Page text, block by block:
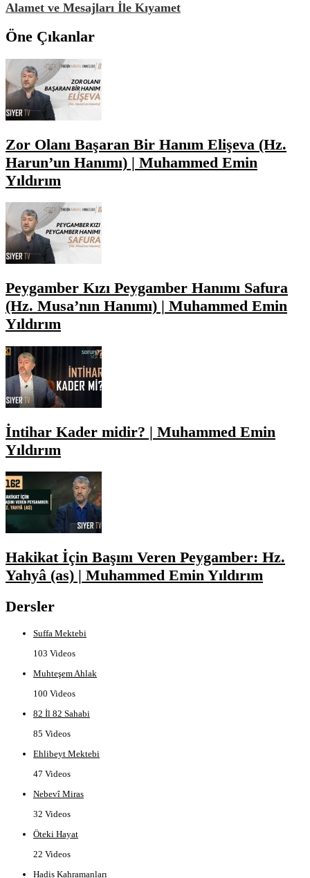
Alamet ve Mesajları İle Kıyamet
Öne Çıkanlar
Zor Olanı Başaran Bir Hanım Elişeva (Hz.
Harun’un Hanımı) | Muhammed Emin
Yıldırım
Peygamber Kızı Peygamber Hanımı Safura
(Hz. Musa’nın Hanımı) | Muhammed Emin
Yıldırım
İntihar Kader midir? | Muhammed Emin
Yıldırım
Hakikat İçin Başını Veren Peygamber: Hz.
Yahyâ (as) | Muhammed Emin Yıldırım
Dersler
Suffa Mektebi
103 Videos
Muhteşem Ahlak
100 Videos
82 İl 82 Sahabi
85 Videos
Ehlibeyt Mektebi
47 Videos
Nebevî Miras
32 Videos
Öteki Hayat
22 Videos
Hadis Kahramanları